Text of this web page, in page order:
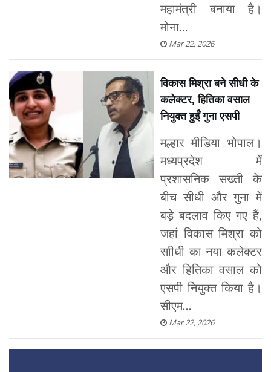
महामंत्री बनाया है।
मोना...
Mar 22, 2026
विकास मिश्रा बने सीधी के
कलेक्टर, हितिका वसाल
नियुक्त हुईं गुना एसपी
मल्हार मीडिया भोपाल।
मध्यप्रदेश में
प्रशासनिक सख्ती के
बीच सीधी और गुना में
बड़े बदलाव किए गए हैं,
जहां विकास मिश्रा को
साीधी का नया कलेक्टर
और हितिका वसाल को
एसपी नियुक्त किया है।
सीएम...
Mar 22, 2026